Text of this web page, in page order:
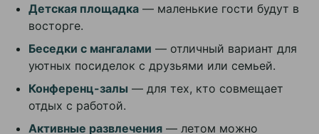
Детская площадка — маленькие гости будут в
восторге.
Беседки с мангалами — отличный вариант для
уютных посиделок с друзьями или семьей.
Конференц-залы — для тех, кто совмещает
отдых с работой.
Активные развлечения — летом можно